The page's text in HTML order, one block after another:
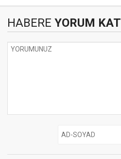
HABERE YORUM KAT